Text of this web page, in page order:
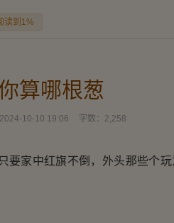
读到1%
算哪根葱
2024-10-10 19:06 字数： 2,258
要家中红旗不倒，外头那些个